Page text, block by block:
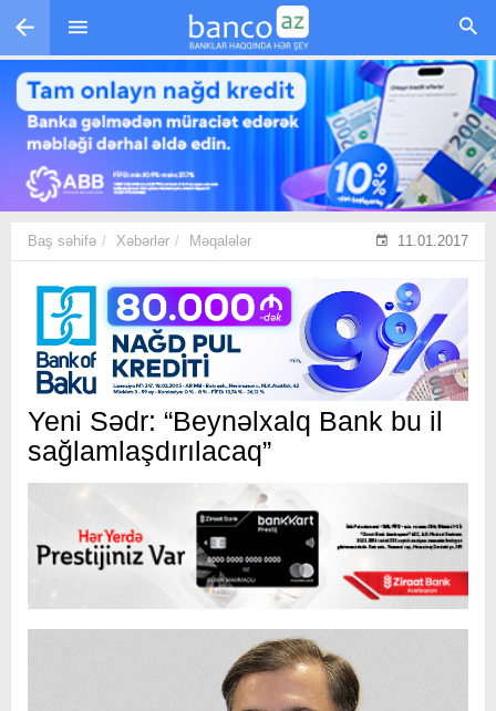
Skip to main content
Baş səhifə Xəbərlər Məqalələr 11.01.2017
Yeni Sədr: “Beynəlxalq Bank bu il
sağlamlaşdırılacaq”